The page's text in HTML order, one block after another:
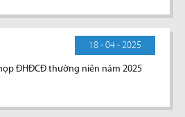
18 - 04 - 2025
ĐHĐCĐ thường niên năm 2025